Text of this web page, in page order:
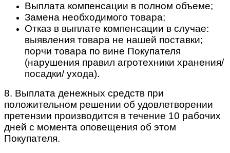
Выплата компенсации в полном объеме;
Замена необходимого товара;
Отказ в выплате компенсации в случае:
выявления товара не нашей поставки;
порчи товара по вине Покупателя
(нарушения правил агротехники хранения/
посадки/ ухода).
8. Выплата денежных средств при
положительном решении об удовлетворении
претензии производится в течение 10 рабочих
дней с момента оповещения об этом
Покупателя.